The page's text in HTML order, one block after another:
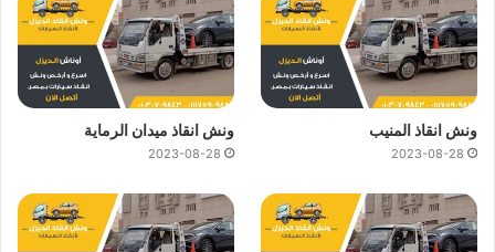
ونش انقاذ المنيب
2023-08-28
ونش انقاذ ميدان الرماية
2023-08-28